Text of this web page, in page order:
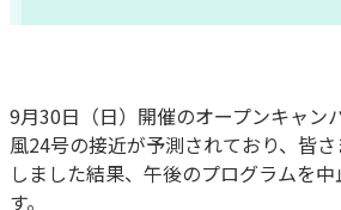
9月30日（日）開催のオープンキャン
風24号の接近が予測されており、皆
しました結果、午後のプログラムを
す。